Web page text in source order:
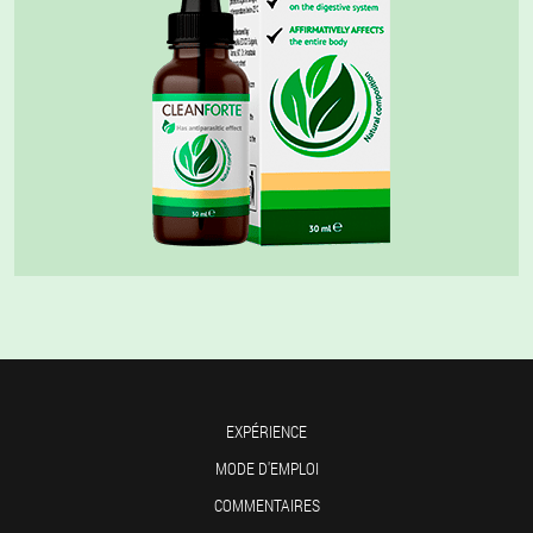
EXPÉRIENCE
MODE D'EMPLOI
COMMENTAIRES